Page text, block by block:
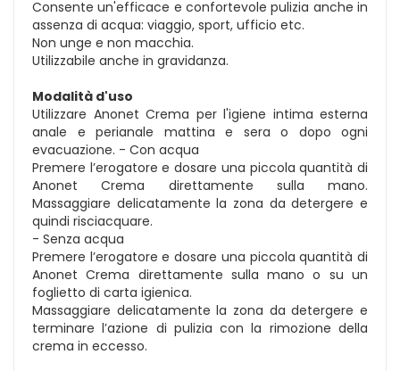
Consente un'efficace e confortevole pulizia anche in
assenza di acqua: viaggio, sport, ufficio etc.
Non unge e non macchia.
Utilizzabile anche in gravidanza.
Modalità d'uso
Utilizzare Anonet Crema per l'igiene intima esterna
anale e perianale mattina e sera o dopo ogni
evacuazione. - Con acqua
Premere l’erogatore e dosare una piccola quantità di
Anonet Crema direttamente sulla mano.
Massaggiare delicatamente la zona da detergere e
quindi risciacquare.
- Senza acqua
Premere l’erogatore e dosare una piccola quantità di
Anonet Crema direttamente sulla mano o su un
foglietto di carta igienica.
Massaggiare delicatamente la zona da detergere e
terminare l’azione di pulizia con la rimozione della
crema in eccesso.